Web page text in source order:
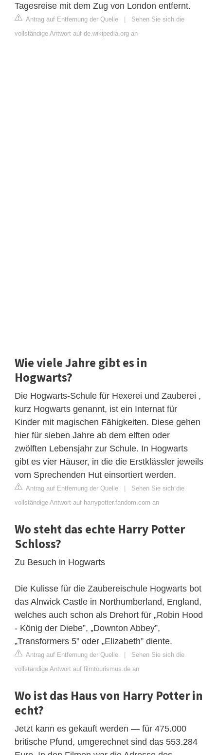
Tagesreise mit dem Zug von London entfernt.
Antrag auf Entfernung der Quelle | Sehen Sie sich die
vollständige Antwort auf de.wikipedia.org an
Wie viele Jahre gibt es in
Hogwarts?
Die Hogwarts-Schule für Hexerei und Zauberei ,
kurz Hogwarts genannt, ist ein Internat für
Kinder mit magischen Fähigkeiten. Diese gehen
hier für sieben Jahre ab dem elften oder
zwölften Lebensjahr zur Schule. In Hogwarts
gibt es vier Häuser, in die die Erstklässler jeweils
vom Sprechenden Hut einsortiert werden.
Antrag auf Entfernung der Quelle | Sehen Sie sich die
vollständige Antwort auf harrypotter.fandom.com an
Wo steht das echte Harry Potter
Schloss?
Zu Besuch in Hogwarts
Die Kulisse für die Zaubereischule Hogwarts bot
das Alnwick Castle in Northumberland, England,
welches auch schon als Drehort für „Robin Hood
- König der Diebe”, „Downton Abbey”,
„Transformers 5” oder „Elizabeth” diente.
Antrag auf Entfernung der Quelle | Sehen Sie sich die
vollständige Antwort auf filmtourismus.de an
Wo ist das Haus von Harry Potter in
echt?
Jetzt kann es gekauft werden — für 475.000
britische Pfund, umgerechnet sind das 553.284